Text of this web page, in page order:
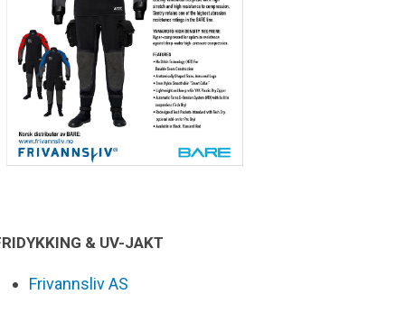
& UV-JAKT
Frivannsliv AS